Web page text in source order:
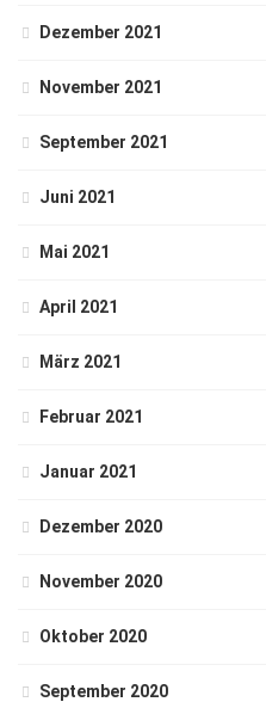
Dezember 2021
November 2021
September 2021
Juni 2021
Mai 2021
April 2021
März 2021
Februar 2021
Januar 2021
Dezember 2020
November 2020
Oktober 2020
September 2020